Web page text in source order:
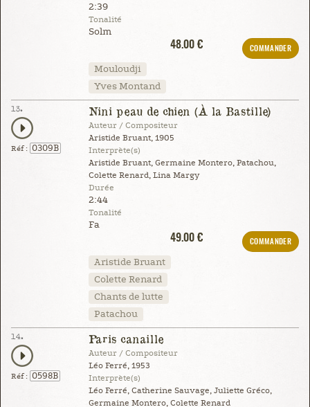
2:39
Tonalité
Solm
48.00 €
COMMANDER
Mouloudji
Yves Montand
13.
Réf : 0309B
Nini peau de chien (À la Bastille)
Auteur / Compositeur
Aristide Bruant, 1905
Interprète(s)
Aristide Bruant, Germaine Montero, Patachou,
Colette Renard, Lina Margy
Durée
2:44
Tonalité
Fa
49.00 €
COMMANDER
Aristide Bruant
Colette Renard
Chants de lutte
Patachou
14.
Réf : 0598B
Paris canaille
Auteur / Compositeur
Léo Ferré, 1953
Interprète(s)
Léo Ferré, Catherine Sauvage, Juliette Gréco,
Germaine Montero, Colette Renard